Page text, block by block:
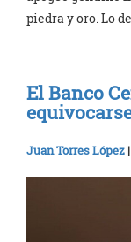
piedra y oro. Lo
El Banco
Juan Torres López |